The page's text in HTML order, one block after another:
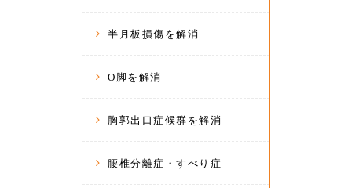
半月板損傷を解消
O脚を解消
胸郭出口症候群を解消
腰椎分離症・すべり症